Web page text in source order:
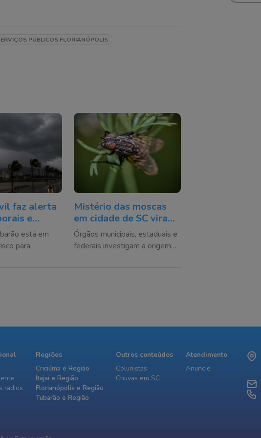
PÚBLICOS FLORIANÓPOLIS
faz alerta
e
no Sul de
o
está em
para
Mistério das moscas
em cidade de SC vira
alvo do Ministério
Público
Órgãos municipais, estaduais e
federais investigam a origem
rádios
Regiões
Criciúma e Região
Itajaí e Região
Florianópolis e Região
Tubarão e Região
Outros conteúdos
Colunistas
Chuvas em SC
Atendimento
Anuncie